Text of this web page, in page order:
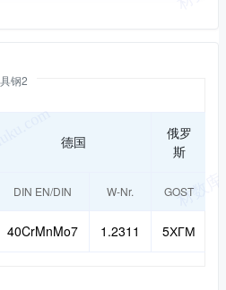
钢2
德国
俄罗
斯
DIN EN/DIN W-Nr. GOST
40CrMnMo7 1.2311 5ХГМ